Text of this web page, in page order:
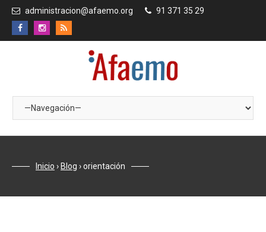
administracion@afaemo.org 91 371 35 29
Inicio › Blog ›orientación